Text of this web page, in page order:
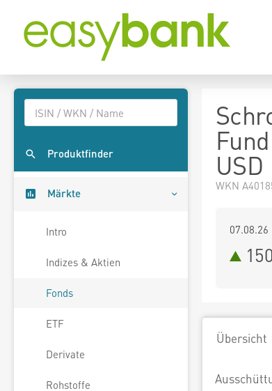
Produktfinder
Märkte
Intro
Indizes & Aktien
Fonds
ETF
Derivate
Rohstoffe
USD
WKN
07.08.26
Übersicht